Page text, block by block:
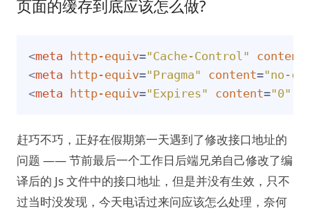
页面的缓存到底应该怎么做?
<meta http-equiv="Cache-Control" content
<meta http-equiv="Pragma" content="no-
<meta http-equiv="Expires" content="0"
赶巧不巧，正好在假期第一天遇到了修改接口地址的
问题 —— 节前最后一个工作日后端兄弟自己修改了编
译后的 Js 文件中的接口地址，但是并没有生效，只不
过当时没发现，今天电话过来问应该怎么处理，奈何